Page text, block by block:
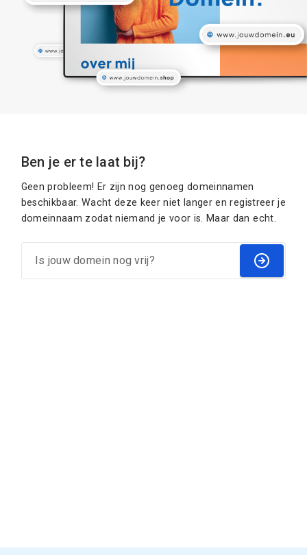
Ben je er te laat bij?
Geen probleem! Er zijn nog genoeg domeinnamen
beschikbaar. Wacht deze keer niet langer en registreer je
domeinnaam zodat niemand je voor is. Maar dan echt.